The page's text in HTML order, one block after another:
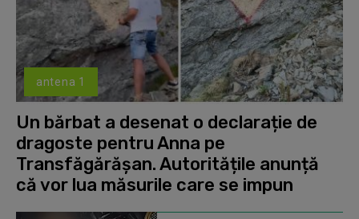
antena 1
Un bărbat a desenat o declarație de
dragoste pentru Anna pe
Transfăgărășan. Autoritățile anunță
că vor lua măsurile care se impun